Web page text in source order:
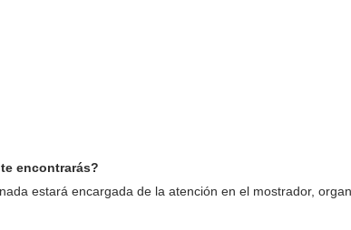
encontrarás?
estará encargada de la atención en el mostrador,